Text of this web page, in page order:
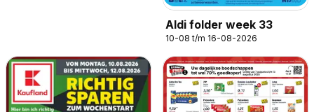
Aldi folder week 33
10-08 t/m 16-08-2026